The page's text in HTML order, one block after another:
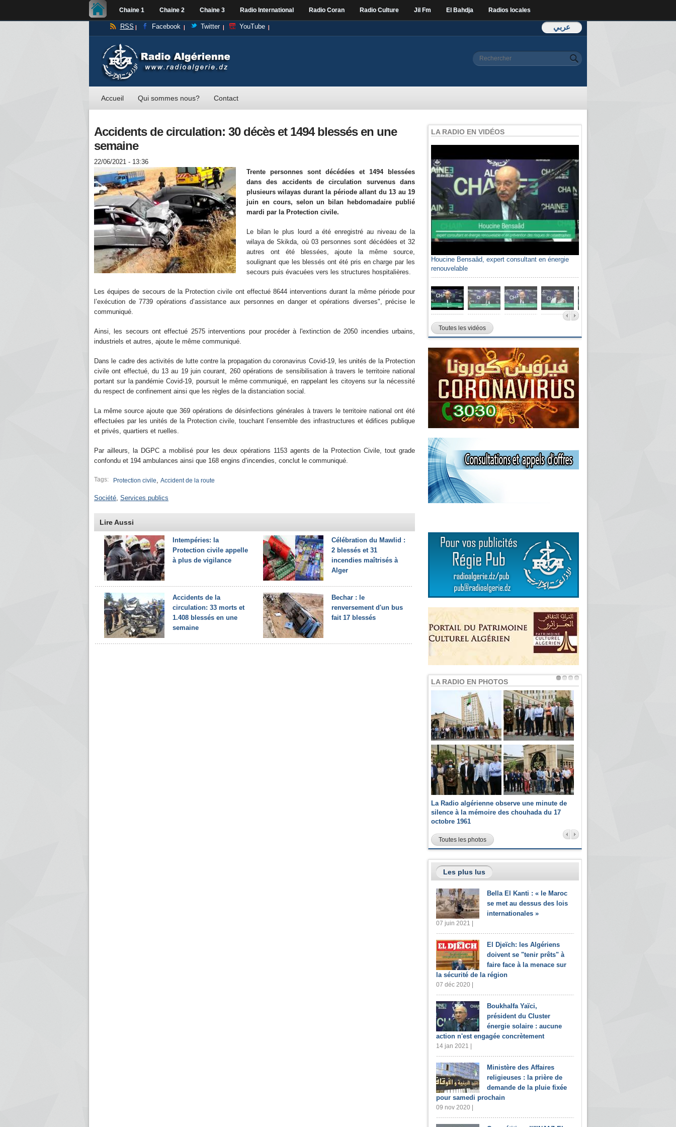
Chaine 1 Chaine 2 Chaine 3 Radio International Radio Coran Radio Culture Jil Fm El Bahdja Radios locales
عربي RSS Facebook Twitter YouTube
Formulaire de
Rechercher
Accueil Qui sommes nous? Contact
Accidents de circulation: 30 décès et 1494 blessés en une
semaine
22/06/2021 - 13:36
Trente personnes sont décédées et 1494 blessées
dans des accidents de circulation survenus dans
plusieurs wilayas durant la période allant du 13 au 19
juin en cours, selon un bilan hebdomadaire publié
mardi par la Protection civile.
Le bilan le plus lourd a été enregistré au niveau de la
wilaya de Skikda, où 03 personnes sont décédées et 32
autres ont été blessées, ajoute la même source,
soulignant que les blessés ont été pris en charge par les
secours puis évacuées vers les structures hospitalières.
Les équipes de secours de la Protection civile ont effectué 8644 interventions durant la même période pour
l’exécution de 7739 opérations d’assistance aux personnes en danger et opérations diverses", précise le
communiqué.
Ainsi, les secours ont effectué 2575 interventions pour procéder à l'extinction de 2050 incendies urbains,
industriels et autres, ajoute le même communiqué.
Dans le cadre des activités de lutte contre la propagation du coronavirus Covid-19, les unités de la Protection
civile ont effectué, du 13 au 19 juin courant, 260 opérations de sensibilisation à travers le territoire national
portant sur la pandémie Covid-19, poursuit le même communiqué, en rappelant les citoyens sur la nécessité
du respect de confinement ainsi que les règles de la distanciation social.
La même source ajoute que 369 opérations de désinfections générales à travers le territoire national ont été
effectuées par les unités de la Protection civile, touchant l’ensemble des infrastructures et édifices publique
et privés, quartiers et ruelles.
Par ailleurs, la DGPC a mobilisé pour les deux opérations 1153 agents de la Protection Civile, tout grade
confondu et 194 ambulances ainsi que 168 engins d’incendies, conclut le communiqué.
Tags: Protection civile, Accident de la route
Société, Services publics
Lire Aussi
Intempéries: la
Protection civile appelle
à plus de vigilance
Célébration du Mawlid :
2 blessés et 31
incendies maîtrisés à
Alger
Accidents de la
circulation: 33 morts et
1.408 blessés en une
semaine
Bechar : le
renversement d'un bus
fait 17 blessés
LA RADIO EN VIDÉOS
Houcine Bensaâd, expert consultant en énergie
renouvelable
Toutes les vidéos
LA RADIO EN PHOTOS
La Radio algérienne observe une minute de
silence à la mémoire des chouhada du 17
octobre 1961
Toutes les photos
Les plus lus
Bella El Kanti : « le Maroc
se met au dessus des lois
internationales »
07 juin 2021 |
El Djeïch: les Algériens
doivent se "tenir prêts" à
faire face à la menace sur
la sécurité de la région
07 déc 2020 |
Boukhalfa Yaïci,
président du Cluster
énergie solaire : aucune
action n'est engagée concrètement
14 jan 2021 |
Ministère des Affaires
religieuses : la prière de
demande de la pluie fixée
pour samedi prochain
09 nov 2020 |